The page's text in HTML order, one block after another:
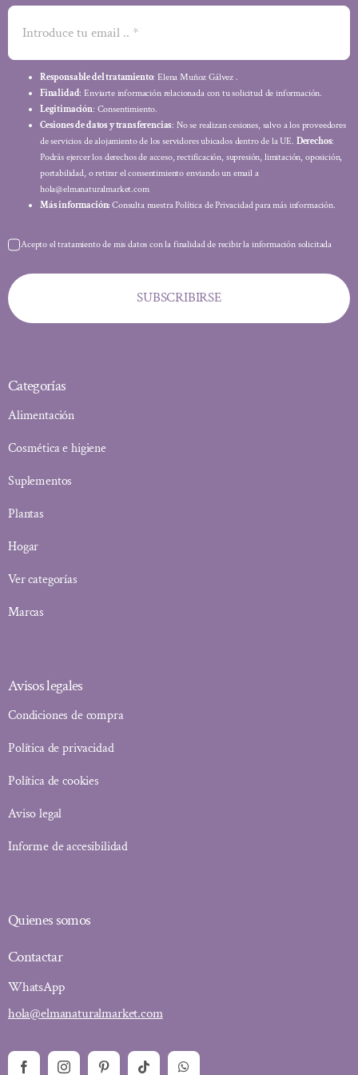
Responsable del tratamiento: Elena Muñoz Gálvez .
Finalidad: Enviarte información relacionada con tu solicitud de información.
Legitimación: Consentimiento.
Cesiones de datos y transferencias: No se realizan cesiones, salvo a los proveedores
de servicios de alojamiento de los servidores ubicados dentro de la UE. Derechos:
Podrás ejercer los derechos de acceso, rectificación, supresión, limitación, oposición,
portabilidad, o retirar el consentimiento enviando un email a
hola@elmanaturalmarket.com
Más información: Consulta nuestra Política de Privacidad para más información.
Acepto el tratamiento de mis datos con la finalidad de recibir la información solicitada
SUBSCRIBIRSE
Categorías
Alimentación
Cosmética e higiene
Suplementos
Plantas
Hogar
Ver categorías
Marcas
Avisos legales
Condiciones de compra
Política de privacidad
Política de cookies
Aviso legal
Informe de accesibilidad
Quienes somos
Contactar
WhatsApp
hola@elmanaturalmarket.com